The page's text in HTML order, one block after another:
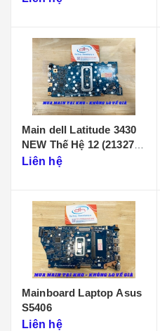
Main dell Latitude 3430
NEW Thế Hệ 12 (213274-
1)
Liên hệ
Mainboard Laptop Asus
S5406
Liên hệ